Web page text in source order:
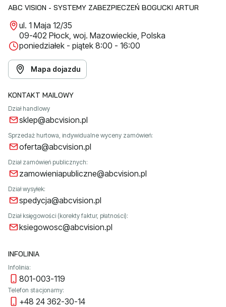
ABC VISION - SYSTEMY ZABEZPIECZEŃ BOGUCKI ARTUR
ul. 1 Maja 12/35
09-402 Płock, woj. Mazowieckie, Polska
poniedziałek - piątek 8:00 - 16:00
Mapa dojazdu
KONTAKT MAILOWY
Dział handlowy
sklep@abcvision.pl
Sprzedaż hurtowa, indywidualne wyceny zamówień:
oferta@abcvision.pl
Dział zamówień publicznych:
zamowieniapubliczne@abcvision.pl
Dział wysyłek:
spedycja@abcvision.pl
Dział księgowości (korekty faktur, płatności):
ksiegowosc@abcvision.pl
INFOLINIA
Infolinia:
801-003-119
Telefon stacjonarny:
+48 24 362-30-14